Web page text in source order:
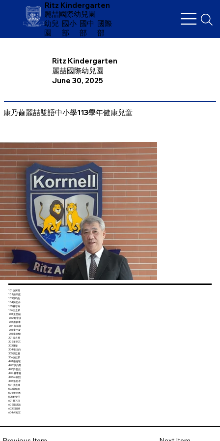
Ritz Kindergarten
麗喆國際幼兒園
幼兒
園
​國小
部
國中
部
國際
部
Ritz Kindergarten
麗喆國際幼兒園
June 30, 2025
康乃薾麗喆雙語中小學113學年健康兒童
101許芮熙
102鐘采庭
103吳昀彤
104陳奕伶
105林芯卉
106王之穎
201王品絨
202鄭宇淇
203蕭妙聿
204楊喬茵
205童巧凝
206李奕慷
301張之秀
302姜羽芯
303陳璇
304張沂鈞
305張廷實
306許妘菲
401張庭瑄
402張鈞喬
403許斐然
404林季霆
405林宸熙
406張名岑
501洪晨曄
503梁毓軒
504侯向恩
505劉聖茁
601蘇芃瑄
602劉詩語
603王開晴
604何宛芯